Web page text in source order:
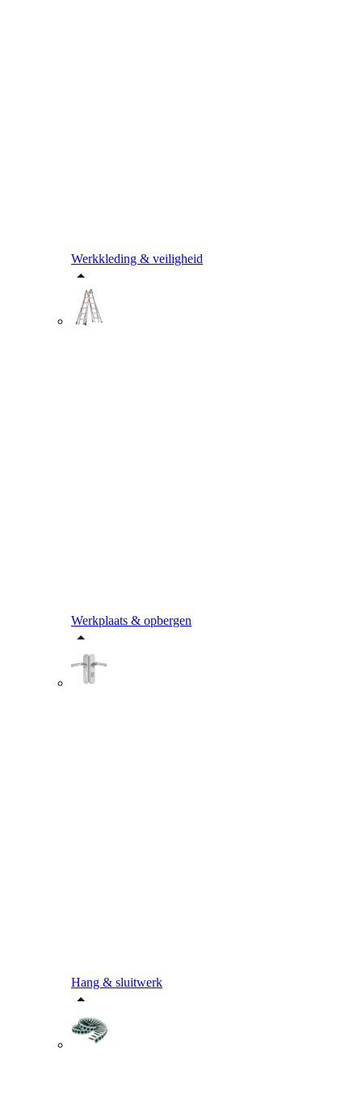
Werkkleding & veiligheid
Werkplaats & opbergen
Hang & sluitwerk